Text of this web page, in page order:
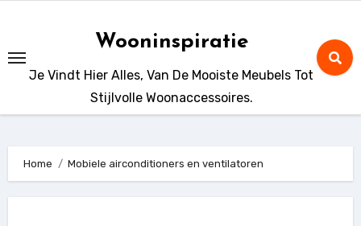
de
inhoud
Wooninspiratie
Je Vindt Hier Alles, Van De Mooiste Meubels Tot
Stijlvolle Woonaccessoires.
Home Mobiele airconditioners en ventilatoren